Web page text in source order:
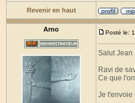
Revenir en haut
Arno Posté le:
Salut Jean
Ravi de
Ce que
Je t'envoie